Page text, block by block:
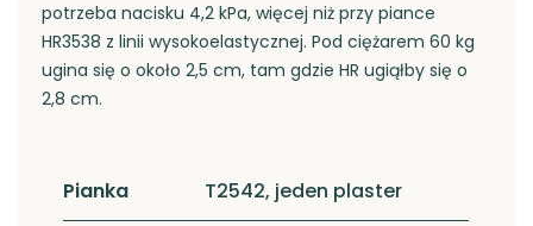
potrzeba nacisku 4,2 kPa, więcej niż przy piance
HR3538 z linii wysokoelastycznej. Pod ciężarem 60 kg
ugina się o około 2,5 cm, tam gdzie HR ugiąłby się o
2,8 cm.
Pianka T2542, jeden plaster